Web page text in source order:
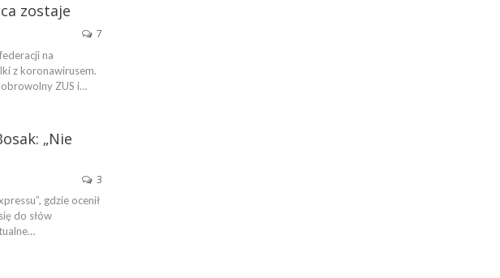
zostaje
7
na
z koronawirusem.
ZUS i…
„Nie
3
gdzie ocenił
do słów